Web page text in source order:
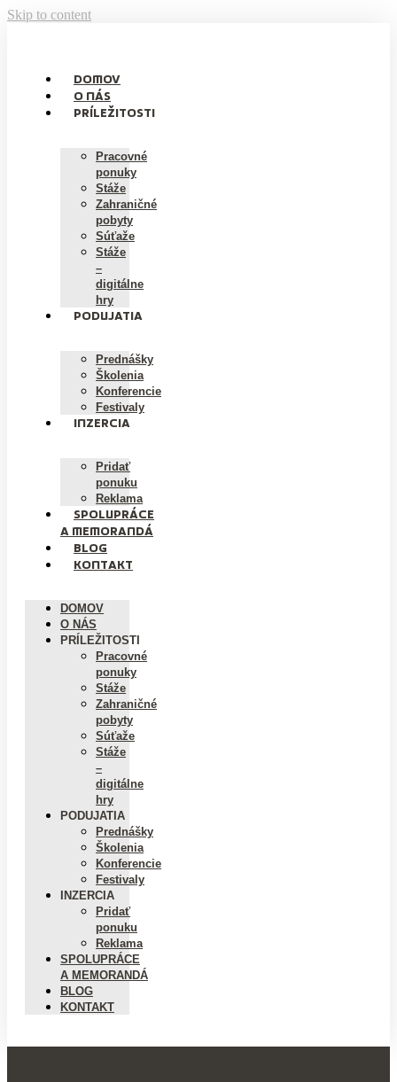
Skip to content
DOMOV
O NÁS
PRÍLEŽITOSTI
Pracovné
ponuky
Stáže
Zahraničné
pobyty
Súťaže
Stáže
–
digitálne
hry
PODUJATIA
Prednášky
Školenia
Konferencie
Festivaly
INZERCIA
Pridať
ponuku
Reklama
SPOLUPRÁCE
A MEMORANDÁ
BLOG
KONTAKT
DOMOV
O NÁS
PRÍLEŽITOSTI
Pracovné
ponuky
Stáže
Zahraničné
pobyty
Súťaže
Stáže
–
digitálne
hry
PODUJATIA
Prednášky
Školenia
Konferencie
Festivaly
INZERCIA
Pridať
ponuku
Reklama
SPOLUPRÁCE
A MEMORANDÁ
BLOG
KONTAKT